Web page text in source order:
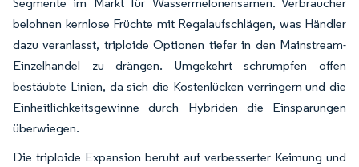
belohnen kernlose Früchte mit Regalaufschlägen, was Händler
dazu veranlasst, triploide Optionen tiefer in den Mainstream-
Einzelhandel zu drängen. Umgekehrt schrumpfen offen
bestäubte Linien, da sich die Kostenlücken verringern und die
Einheitlichkeitsgewinne durch Hybriden die Einsparungen
überwiegen.
Die triploide Expansion beruht auf verbesserter Keimung und